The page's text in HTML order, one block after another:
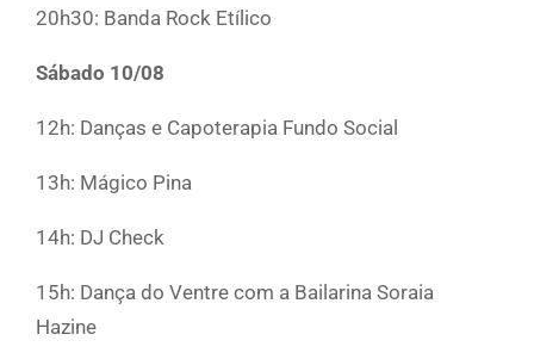
20h30: Banda Rock Etílico
Sábado 10/08
12h: Danças e Capoterapia Fundo Social
13h: Mágico Pina
14h: DJ Check
15h: Dança do Ventre com a Bailarina Soraia
Hazine